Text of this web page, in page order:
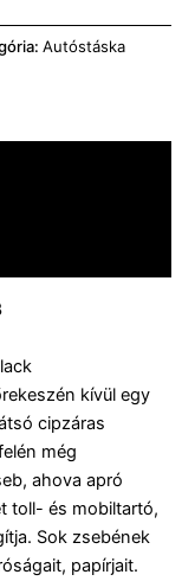
Autóstáska
kívül egy
cipzáras
még
ahova apró
toll- és mobiltartó,
Sok zsebének
papírjait.